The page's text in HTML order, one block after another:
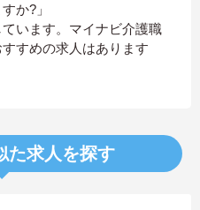
か?」
ています。マイナビ介護職
すめの求人はあります
た求人を探す